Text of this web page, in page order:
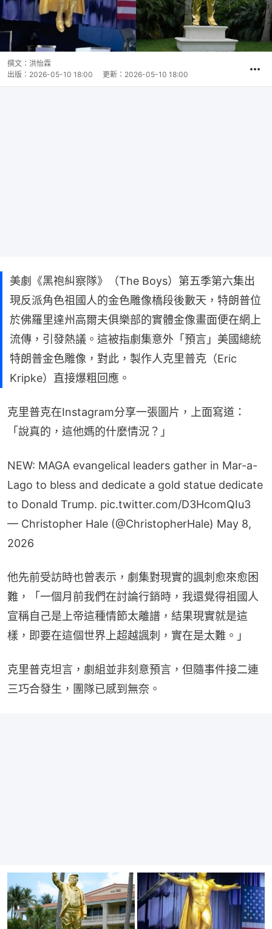
撰文： 洪怡霖
出版： 2026-05-10 18:00 更新： 2026-05-10 18:00
美劇《黑袍糾察隊》（The Boys）第五季第六集出
現反派角色祖國人的金色雕像橋段後數天，特朗普位
於佛羅里達州高爾夫俱樂部的實體金像畫面便在網上
流傳，引發熱議。這被指劇集意外「預言」美國總統
特朗普金色雕像，對此，製作人克里普克（Eric
Kripke）直接爆粗回應。
克里普克在Instagram分享一張圖片，上面寫道：
「說真的，這他媽的什麼情況？」
NEW: MAGA evangelical leaders gather in Mar-a-
Lago to bless and dedicate a gold statue dedicate
to Donald Trump. pic.twitter.com/D3HcomQIu3
— Christopher Hale (@ChristopherHale) May 8,
2026
他先前受訪時也曾表示，劇集對現實的諷刺愈來愈困
難，「一個月前我們在討論行銷時，我還覺得祖國人
宣稱自己是上帝這種情節太離譜，結果現實就是這
樣，即要在這個世界上超越諷刺，實在是太難。」
克里普克坦言，劇組並非刻意預言，但隨事件接二連
三巧合發生，團隊已感到無奈。